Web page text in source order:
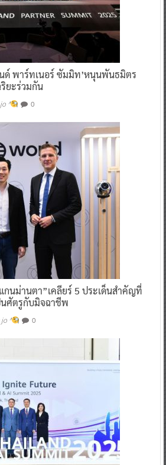
ด์ พาร์ทเนอร์ ซัมมิท’หนุนพันธมิตร
ยะร่วมกัน
^ 0
กนม่านตา”เคลียร์ 5 ประเด็นสำคัญที่
นศัตรูกับมิจฉาชีพ
jo ^ 0